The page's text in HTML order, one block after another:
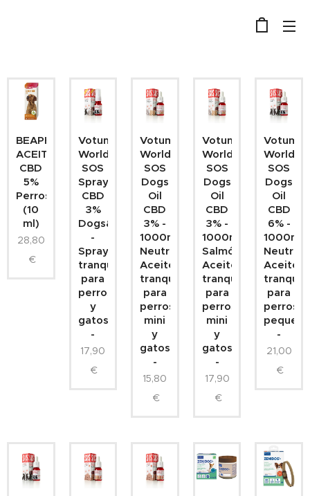
BEAPHAR
ACEITE
CBD
5%
Perros
(10
ml)
28,80
€
Votum
World
SOS
Spray
CBD
3%
Dogs&cats
-
Spray
tranquilizante
para
perros
y
gatos
-
17,90
€
Votum
World
SOS
Dogs
Oil
CBD
3% -
1000mg
Neutro-
Aceite
tranquilizante
para
perros
mini
y
gatos
-
15,80
€
Votum
World
SOS
Dogs
Oil
CBD
3% -
1000mg
Salmón-
Aceite
tranquilizante
para
perros
mini
y
gatos
-
17,90
€
Votum
World
SOS
Dogs
Oil
CBD
6% -
1000mg
Neutro-
Aceite
para
perros
-
21,00
€